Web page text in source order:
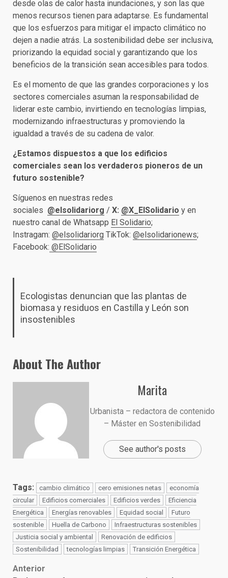
desde olas de calor hasta inundaciones, y son las que
menos recursos tienen para adaptarse. Es fundamental
que los esfuerzos para mitigar el impacto climático no
dejen a nadie atrás. La sostenibilidad debe ser inclusiva,
priorizando la equidad social y garantizando que los
beneficios de la transición sean accesibles para todos.
Es el momento de que las grandes corporaciones y los
sectores comerciales asuman la responsabilidad de
liderar este cambio, invirtiendo en tecnologías limpias,
modernizando infraestructuras y promoviendo la
igualdad a través de su cadena de valor.
¿Estamos dispuestos a que los edificios
comerciales sean los verdaderos pioneros de un
futuro sostenible?
Síguenos en nuestras redes
sociales @elsolidariorg / X: @X_ElSolidario y en
nuestro canal de Whatsapp El Solidario;
Instragam: @elsolidariorg TikTok: @elsolidarionews;
Facebook: @ElSolidario
Ecologistas denuncian que las plantas de
biomasa y residuos en Castilla y León son
insostenibles
About The Author
Marita
Urbanista – redactora de contenido
– Máster en Sostenibilidad
See author's posts
Tags: cambio climático cero emisiones netas
economía
circular
Edificios comerciales Edificios verdes
Eficiencia
Energética
Energías renovables Equidad social
Futuro
sostenible
Huella de Carbono
Infraestructuras sostenibles
Justicia social y ambiental
Renovación de edificios
Sostenibilidad
tecnologías limpias Transición Energética
Post
Anterior